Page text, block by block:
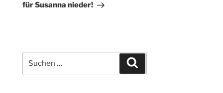
für Susanna nieder!
nach: